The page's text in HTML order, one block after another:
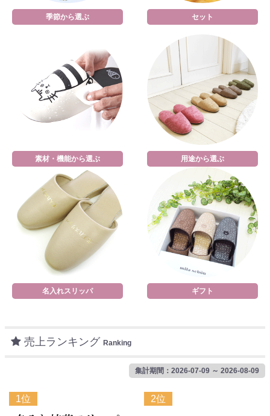
季節から選ぶ セット
素材・機能から選ぶ 用途から選ぶ
名入れスリッパ ギフト
売上ランキング Ranking
集計期間：2026-07-09 ～ 2026-08-09
1位 2位